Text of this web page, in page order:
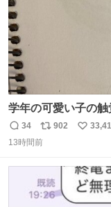
学年の可愛い子の
返
信
34
リ
ポ
ト
数
902
い
数
13時間前